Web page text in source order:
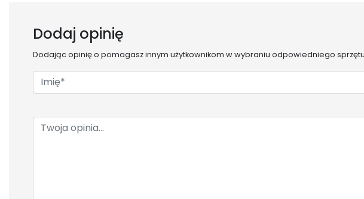
Dodaj opinię
Dodając opinię o pomagasz innym użytkownikom w wybraniu odpowiedniego